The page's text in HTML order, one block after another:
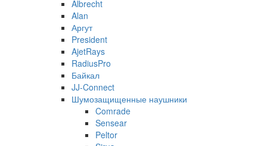
Albrecht
Alan
Аргут
President
AjetRays
RadiusPro
Байкал
JJ-Connect
Шумозащищенные наушники
Comrade
Sensear
Peltor